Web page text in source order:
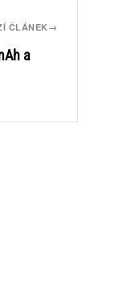
→
ČLÁNEK
a